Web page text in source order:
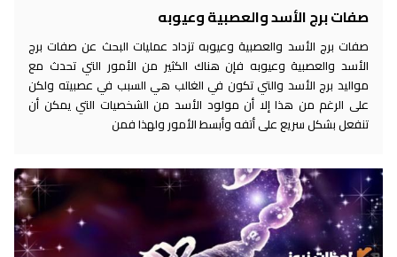
صفات برج الأسد والعصبية وعيوبه
صفات برج الأسد والعصبية وعيوبه تزداد عمليات البحث عن صفات برج
الأسد والعصبية وعيوبه فإن هناك الكثير من الأمور التي تحدث مع
مواليد برج الأسد والتي تكون في الغالب هي السبب في عصبيته ولكن
على الرغم من هذا إلا أن مولود الأسد من الشخصيات التي يمكن أن
تنفعل بشكل سريع على أتفه وأبسط الأمور ولهذا فمن